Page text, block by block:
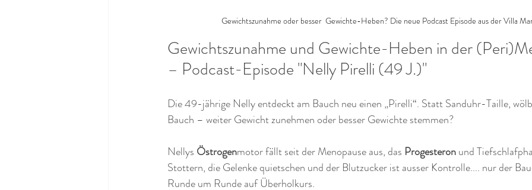
Gewichtszunahme oder besser  Gewichte-Heben? Die neue Podcast Episode aus der Villa
Gewichtszunahme und Gewichte-Heben in der
– Podcast-Episode "Nelly Pirelli (49 J.)"
Die 49-jährige Nelly entdeckt am Bauch neu einen „Pirelli“. Statt Sanduhr-Taille,
Bauch – weiter Gewicht zunehmen oder besser Gewichte stemmen?
Nellys Östrogenmotor fällt seit der Menopause aus, das Progesteron und
Stottern, die Gelenke quietschen und der Blutzucker ist ausser Kontrolle.... nur der
Runde um Runde auf Überholkurs.